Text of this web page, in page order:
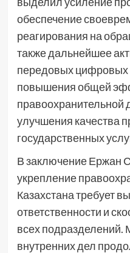
обеспечение
реагирования на
также дальнейшее
передовых
повышения общей
правоохранительной
улучшения качества
государственных
В заключение Ержан
укрепление
Казахстана требует
ответственности и
всех подразделений.
внутренних дел